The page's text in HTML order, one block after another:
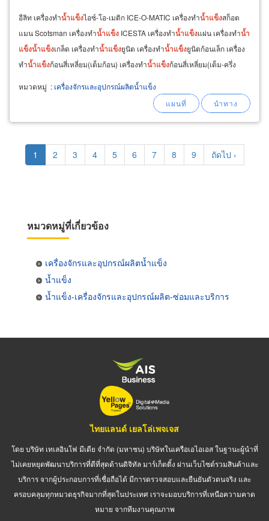
อีลิท เครื่องทำน้ำแข็งไอซ์-โอ-เมติก ICE-O-MATIC เครื่องทำน้ำแข็งสก็อต
แมน Scotsman เครื่องทำน้ำแข็ง ICESTA เครื่องทำน้ำแข็งแผ่น เครื่องทำน้ำ
แข็งน้ำแข็งเกล็ด เครื่องทำน้ำแข็งยูนิต เครื่องทำน้ำแข็งยูนิตก้อนเล็ก เครื่อง
ทำน้ำแข็งก้อนสี่เหลี่ยม(เต็มก้อน) เครื่องทำน้ำแข็งก้อนสี่เหลี่ยม(เต็ม-ครึ่ง
ก้อน)ศูนย์รวมอุปกรณ์ทำอาหารทุกชนิด
หมวดหมู่ : เครื่องจักรและอุปกรณ์ผลิตน้ำแข็ง
Pagination
Current
page
1 Page
2 Page
3 Page
4 Page
5 Page
6 Page
7 Page
8 Page
9
Next
page
ถัดไป ›
หมวดหมู่ที่เกี่ยวข้อง
เครื่องจักรและอุปกรณ์ผลิตน้ำแข็ง
น้ำแข็ง
น้ำแข็ง-เครื่องจักรและอุปกรณ์ผลิต-ซ่อมและบริการ
ไทยแลนด์ เยลโล่เพจเจส
โดย บริษัท เทเลอินโฟ มีเดีย จำกัด (มหาชน) บริษัทในเครือเอไอเอส ในฐานะผู้นำที่
ไม่เคยหยุดพัฒนาบริการที่ดีที่สุดด้านดิจิทัล มาร์เก็ตติ้ง ผ่านเว็บไซต์รวมสินค้าและ
บริการ จากผู้ประกอบการที่เชื่อถือได้ มีการตรวจสอบและยืนยันตัวตนจริง และ
ครอบคลุมทุกหมวดธุรกิจมากที่สุดในประเทศ เราจะมอบบริการที่เหนือความคาด
หมาย จากทีมงานคุณภาพ